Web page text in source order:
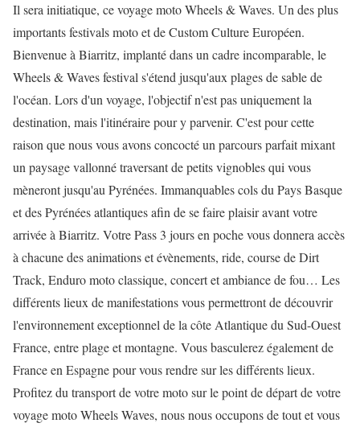
Il sera initiatique, ce voyage moto Wheels & Waves. Un des plus
importants festivals moto et de Custom Culture Européen.
Bienvenue à Biarritz, implanté dans un cadre incomparable, le
Wheels & Waves festival s'étend jusqu'aux plages de sable de
l'océan. Lors d'un voyage, l'objectif n'est pas uniquement la
destination, mais l'itinéraire pour y parvenir. C'est pour cette
raison que nous vous avons concocté un parcours parfait mixant
un paysage vallonné traversant de petits vignobles qui vous
mèneront jusqu'au Pyrénées. Immanquables cols du Pays Basque
et des Pyrénées atlantiques afin de se faire plaisir avant votre
arrivée à Biarritz. Votre Pass 3 jours en poche vous donnera accès
à chacune des animations et évènements, ride, course de Dirt
Track, Enduro moto classique, concert et ambiance de fou… Les
différents lieux de manifestations vous permettront de découvrir
l'environnement exceptionnel de la côte Atlantique du Sud-Ouest
France, entre plage et montagne. Vous basculerez également de
France en Espagne pour vous rendre sur les différents lieux.
Profitez du transport de votre moto sur le point de départ de votre
voyage moto Wheels Waves, nous nous occupons de tout et vous